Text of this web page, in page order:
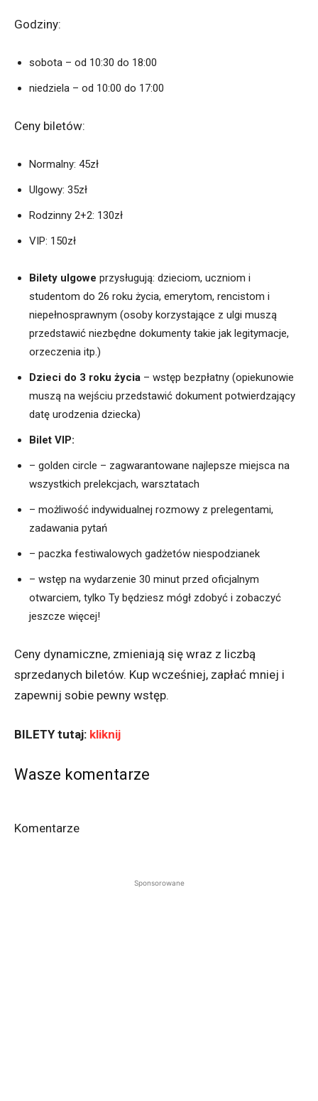
Godziny:
sobota – od 10:30 do 18:00
niedziela – od 10:00 do 17:00
Ceny biletów:
Normalny: 45zł
Ulgowy: 35zł
Rodzinny 2+2: 130zł
VIP: 150zł
Bilety ulgowe przysługują: dzieciom, uczniom i
studentom do 26 roku życia, emerytom, rencistom i
niepełnosprawnym (osoby korzystające z ulgi muszą
przedstawić niezbędne dokumenty takie jak legitymacje,
orzeczenia itp.)
Dzieci do 3 roku życia – wstęp bezpłatny (opiekunowie
muszą na wejściu przedstawić dokument potwierdzający
datę urodzenia dziecka)
Bilet VIP:
– golden circle – zagwarantowane najlepsze miejsca na
wszystkich prelekcjach, warsztatach
– możliwość indywidualnej rozmowy z prelegentami,
zadawania pytań
– paczka festiwalowych gadżetów niespodzianek
– wstęp na wydarzenie 30 minut przed oficjalnym
otwarciem, tylko Ty będziesz mógł zdobyć i zobaczyć
jeszcze więcej!
Ceny dynamiczne, zmieniają się wraz z liczbą
sprzedanych biletów. Kup wcześniej, zapłać mniej i
zapewnij sobie pewny wstęp.
BILETY tutaj: kliknij
Wasze komentarze
Komentarze
Sponsorowane